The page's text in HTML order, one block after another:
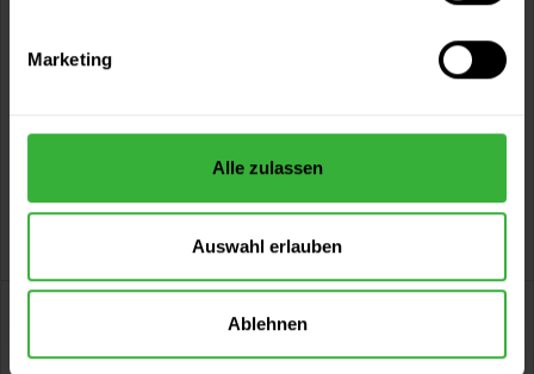
Marketing
Alle zulassen
Auswahl erlauben
Ablehnen
Kostenloser Versand ab 60 EUR
Persönliche Beratung unter040 60 77 65 23
Volvox Espressivo Lehmfarbe (Manhattan) Lösemittelfreier,
dauerelastischer Wand- und...mehr